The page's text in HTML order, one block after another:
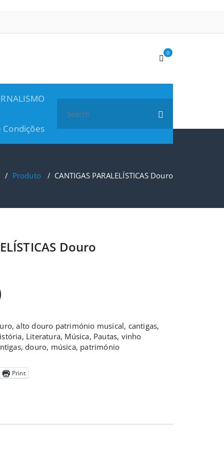
0
Condições
for:
Produto / CANTIGAS PARALELÍSTICAS Douro
Douro
,alto douro património musical, cantigas,
, Literatura, Música, Pautas, vinho
,douro, música, património
Print